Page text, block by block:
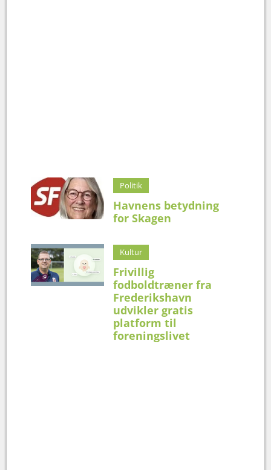
Politik
Havnens betydning
for Skagen
Kultur
Frivillig
fodboldtræner fra
Frederikshavn
udvikler gratis
platform til
foreningslivet